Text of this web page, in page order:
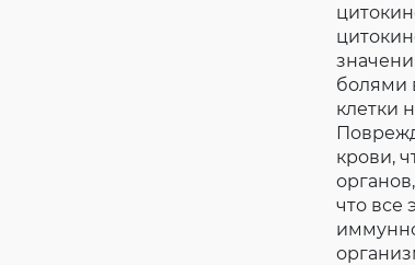
болями
клетки
крови,
что все